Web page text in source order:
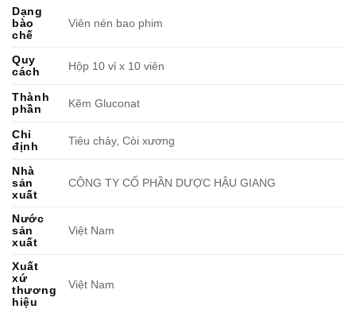
Dạng
bào
chế
Viên nén bao phim
Quy
cách
Hộp 10 vỉ x 10 viên
Thành
phần
Kẽm Gluconat
Chỉ
định
Tiêu chảy, Còi xương
Nhà
sản
xuất
CÔNG TY CỔ PHẦN DƯỢC HẬU GIANG
Nước
sản
xuất
Việt Nam
Xuất
xứ
thương
hiệu
Việt Nam